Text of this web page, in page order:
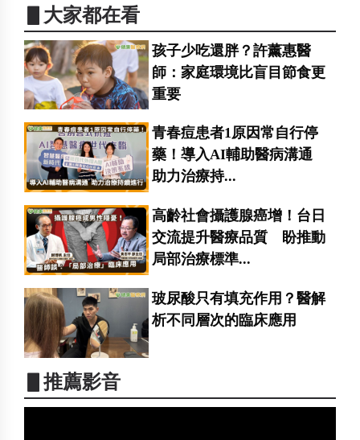
▋大家都在看
孩子少吃還胖？許薰惠醫
師：家庭環境比盲目節食更
重要
青春痘患者1原因常自行停
藥！導入AI輔助醫病溝通
助力治療持...
高齡社會攝護腺癌增！台日
交流提升醫療品質 盼推動
局部治療標準...
玻尿酸只有填充作用？醫解
析不同層次的臨床應用
▋推薦影音